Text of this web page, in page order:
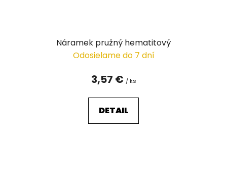
Náramek pružný hematitový
Odosielame do 7 dní
3,57 € / ks
DETAIL